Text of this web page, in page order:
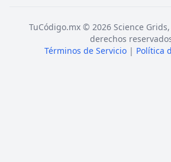
TuCódigo.mx © 2026 Science
derechos
Términos de Servicio | Política